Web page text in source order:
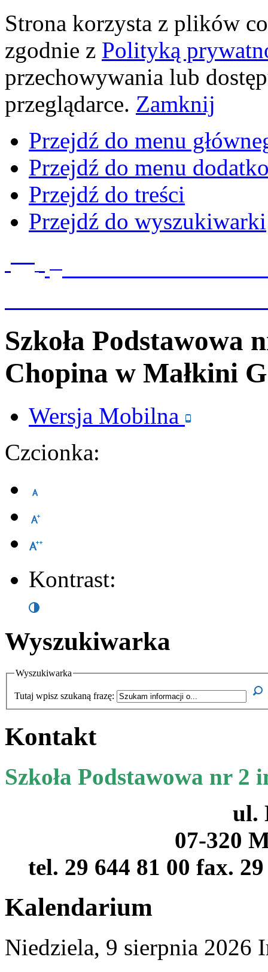
Strona korzysta z plików
zgodnie z Polityką
przechowywania lub
przeglądarce. Zamknij
Przejdź do menu
Przejdź do menu
Przejdź do treści
Przejdź do wyszukiwarki
Szkoła Podstawowa
Chopina w Małkini
Wersja Mobilna
Czcionka:
Kontrast:
Wyszukiwarka
Wyszukiwarka
Tutaj wpisz szukaną frazę:
Kontakt
Szkoła Podstawowa nr
ul.
07-320
tel. 29 644 81 00 fax.
Kalendarium
Niedziela, 9 sierpnia 2026